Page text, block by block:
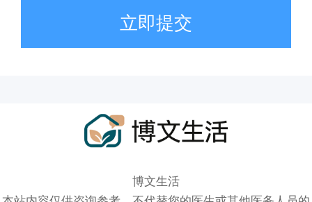
立即提交
博文生活